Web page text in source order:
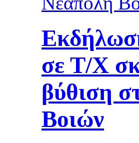
σε Τ/Χ
βύθιση
Βοιών